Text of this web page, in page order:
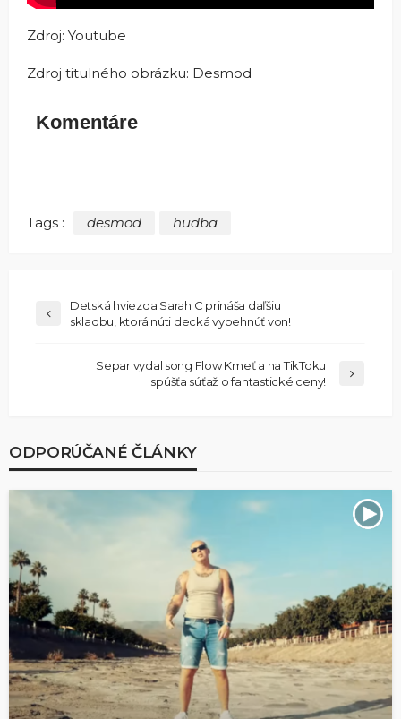
Zdroj: Youtube
Zdroj titulného obrázku: Desmod
Komentáre
Tags : desmod hudba
Detská hviezda Sarah C prináša daľšiu
skladbu, ktorá núti decká vybehnúť von!
Separ vydal song Flow Kmeť a na TikToku
spúšťa súťaž o fantastické ceny!
ODPORÚČANÉ ČLÁNKY